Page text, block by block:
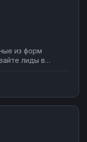
из форм
лиды в
писем
лидов.